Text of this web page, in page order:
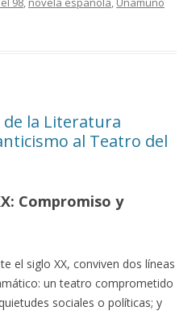
la Literatura
al Teatro del
Compromiso y
el siglo XX, conviven dos líneas
un teatro comprometido
sociales o políticas; y